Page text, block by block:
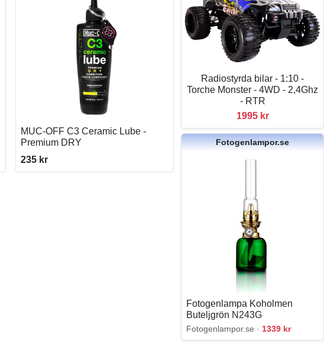
MUC-OFF C3 Ceramic Lube -
Premium DRY
235 kr
Radiostyrda bilar - 1:10 -
Torche Monster - 4WD - 2,4Ghz
- RTR
1995 kr
Fotogenlampor.se
Fotogenlampa Koholmen
Buteljgrön N243G
Fotogenlampor.se · 1339 kr